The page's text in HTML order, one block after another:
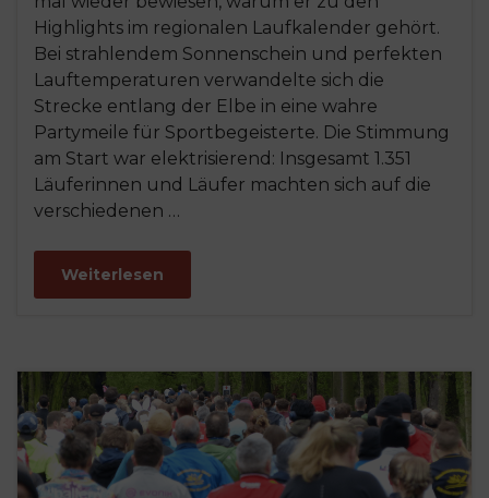
Highlights im regionalen Laufkalender gehört.
Bei strahlendem Sonnenschein und perfekten
Lauftemperaturen verwandelte sich die
Strecke entlang der Elbe in eine wahre
Partymeile für Sportbegeisterte. Die Stimmung
am Start war elektrisierend: Insgesamt 1.351
Läuferinnen und Läufer machten sich auf die
verschiedenen …
Weiterlesen